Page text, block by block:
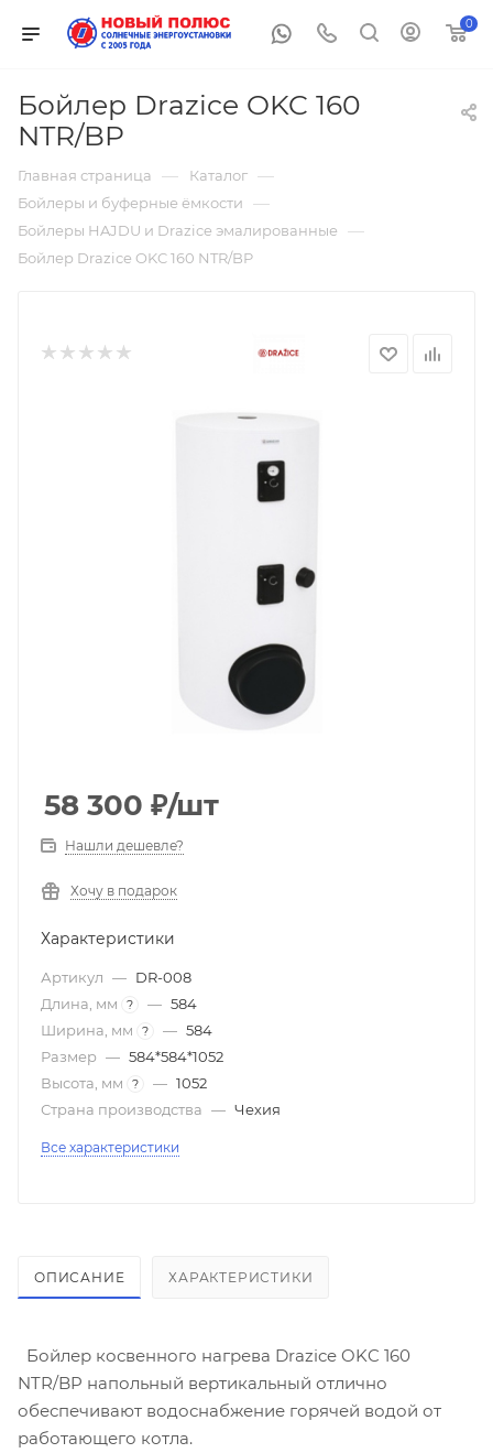
0
Бойлер Drazice OKC 160
NTR/BP
Главная страница — Каталог —
Бойлеры и буферные ёмкости —
Бойлеры HAJDU и Drazice эмалированные —
Бойлер Drazice OKC 160 NTR/BP
58 300 ₽/шт
Нашли дешевле?
Хочу в подарок
Характеристики
Артикул — DR-008
Длина, мм
? — 584
Ширина, мм
? — 584
Размер — 584*584*1052
Высота, мм
? — 1052
Страна производства — Чехия
Все характеристики
ОПИСАНИЕ ХАРАКТЕРИСТИКИ
Бойлер косвенного нагрева Drazice OKC 160
NTR/BP напольный вертикальный отлично
обеспечивают водоснабжение горячей водой от
работающего котла.